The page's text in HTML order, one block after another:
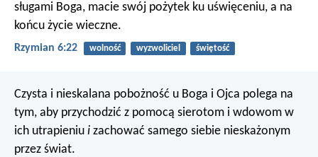
sługami Boga, macie swój pożytek ku uświęceniu, a na
końcu życie wieczne.
Rzymian 6:22 wolność wyzwoliciel świętość
Czysta i nieskalana pobożność u Boga i Ojca polega na
tym, aby przychodzić z pomocą sierotom i wdowom w
ich utrapieniu i zachować samego siebie nieskażonym
przez świat.